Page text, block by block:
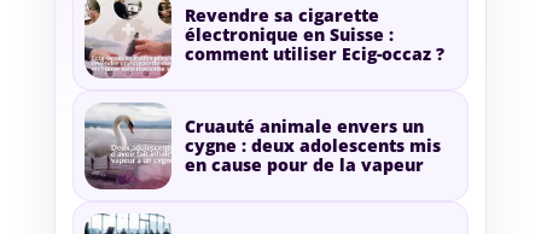
Revendre sa cigarette
électronique en Suisse :
comment utiliser Ecig-occaz ?
Cruauté animale envers un
cygne : deux adolescents mis
en cause pour de la vapeur